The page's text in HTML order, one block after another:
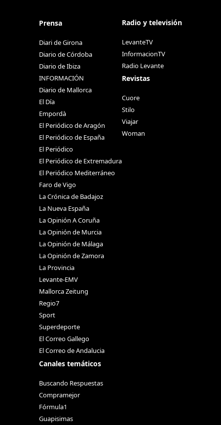
Prensa
Diari de Girona
Diario de Córdoba
Diario de Ibiza
INFORMACIÓN
Diario de Mallorca
El Día
Empordà
El Periódico de Aragón
El Periódico de España
El Periódico
El Periódico de Extremadura
El Periódico Mediterráneo
Faro de Vigo
La Crónica de Badajoz
La Nueva España
La Opinión A Coruña
La Opinión de Murcia
La Opinión de Málaga
La Opinión de Zamora
La Provincia
Levante-EMV
Mallorca Zeitung
Regio7
Sport
Superdeporte
El Correo Gallego
El Correo de Andalucia
Canales temáticos
Buscando Respuestas
Compramejor
Fórmula1
Guapisimas
Radio y televisión
LevanteTV
InformacionTV
Radio Levante
Revistas
Cuore
Stilo
Viajar
Woman